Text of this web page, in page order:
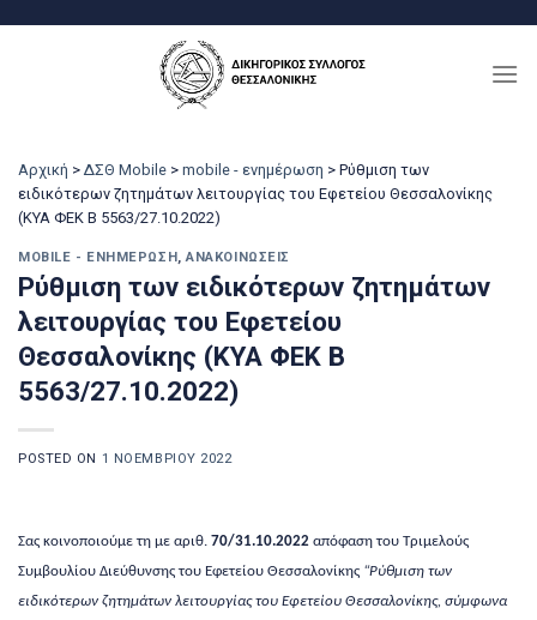
Αρχική > ΔΣΘ Mobile > mobile - ενημέρωση > Ρύθμιση των
ειδικότερων ζητημάτων λειτουργίας του Εφετείου Θεσσαλονίκης
(ΚΥΑ ΦΕΚ Β 5563/27.10.2022)
MOBILE - ΕΝΗΜΈΡΩΣΗ,ΑΝΑΚΟΙΝΏΣΕΙΣ
Ρύθμιση των ειδικότερων ζητημάτων
λειτουργίας του Εφετείου
Θεσσαλονίκης (ΚΥΑ ΦΕΚ Β
5563/27.10.2022)
POSTED ON 1 ΝΟΕΜΒΡΊΟΥ 2022
Σας κοινοποιούμε τη με αριθ. 70/31.10.2022 απόφαση του Τριμελούς
Συμβουλίου Διεύθυνσης του Εφετείου Θεσσαλονίκης “Ρύθμιση των
ειδικότερων ζητημάτων λειτουργίας του Εφετείου Θεσσαλονίκης, σύμφωνα